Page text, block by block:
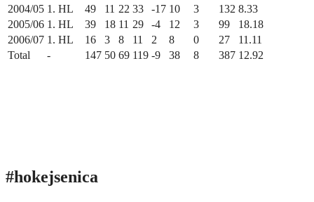
2004/05 1. HL 49 11 22 33 -17 10 3 132 8.33
2005/06 1. HL 39 18 11 29 -4 12 3 99
18.18
2006/07 1. HL 16 3 8 11 2 8 0 27
11.11
Total
- 147 50 69 119 -9 38 8 387 12.92
#hokejsenica